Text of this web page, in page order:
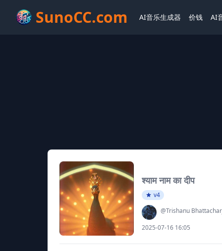
SunoCC.com AI音乐生成器 价钱 AI
श्याम नाम का दीप
v4
@Trishanu
2025-07-16 16:05